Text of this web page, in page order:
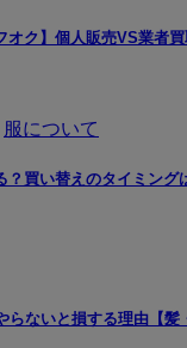
オク】個人販売VS業者
服について
？買い替えのタイミング
らないと損する理由【髪